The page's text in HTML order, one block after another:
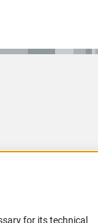
for its technical